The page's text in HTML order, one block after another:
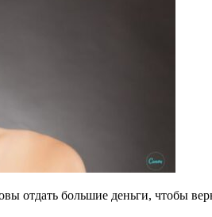
отдать большие деньги, чтобы